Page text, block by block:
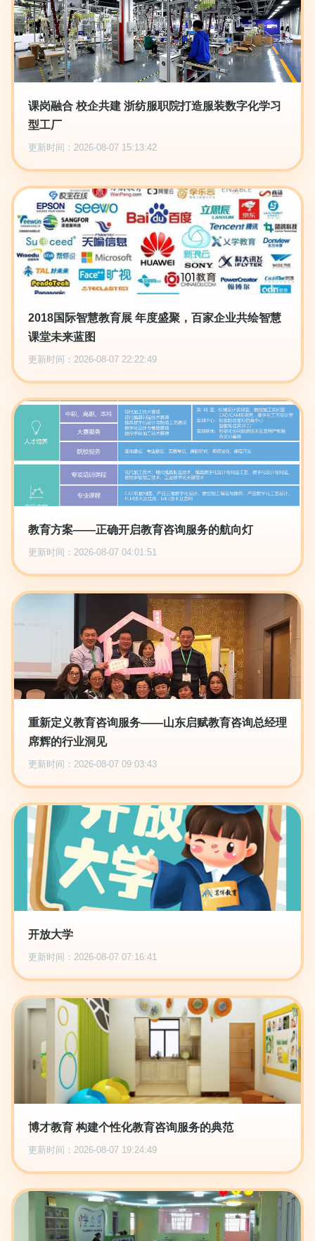
课岗融合 校企共建 浙纺服职院打造服装数字化学习
型工厂
更新时间：2026-08-07 15:13:42
2018国际智慧教育展 年度盛聚，百家企业共绘智慧
课堂未来蓝图
更新时间：2026-08-07 22:22:49
教育方案——正确开启教育咨询服务的航向灯
更新时间：2026-08-07 04:01:51
重新定义教育咨询服务——山东启赋教育咨询总经理
席辉的行业洞见
更新时间：2026-08-07 09:03:43
开放大学
更新时间：2026-08-07 07:16:41
博才教育 构建个性化教育咨询服务的典范
更新时间：2026-08-07 19:24:49